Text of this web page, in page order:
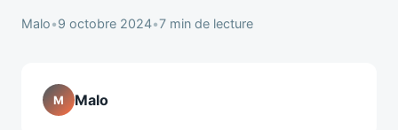
Malo•9 octobre 2024•7 min de lecture
M Malo